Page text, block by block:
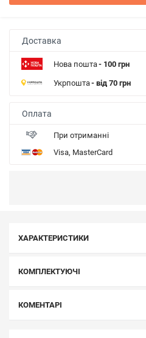
Доставка
Нова пошта- 100 грн
Укрпошта- від 70 грн
Оплата
При отриманні
Visa, MasterCard
ХАРАКТЕРИСТИКИ
КОМПЛЕКТУЮЧІ
КОМЕНТАРІ